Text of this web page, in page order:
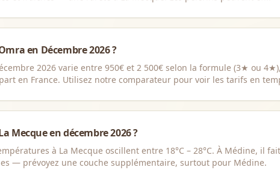
en Décembre 2026 ?
2026 varie entre 950€ et 2 500€ selon la formule (3★ ou
en France. Utilisez notre comparateur pour voir les tarifs en
Mecque en décembre 2026 ?
à La Mecque oscillent entre 18°C – 28°C. À Médine, il fait
— prévoyez une couche supplémentaire, surtout pour Médine.